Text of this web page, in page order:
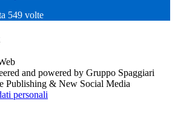
549 volte
and powered by Gruppo Spaggiari
Publishing & New Social Media
personali